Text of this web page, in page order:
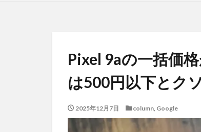
Pixel 9aの一括価
は500円以下とク
2025年12月7日 column, Google